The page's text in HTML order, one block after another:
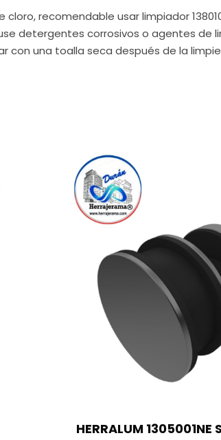
cloro, recomendable usar limpiador
detergentes corrosivos o agentes de
con una toalla seca después de la
HERRALUM 1305001NE